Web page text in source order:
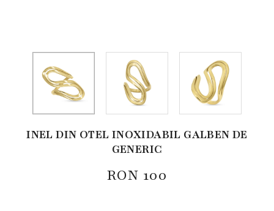
INEL DIN OTEL INOXIDABIL GALBEN DE
GENERIC
RON 100